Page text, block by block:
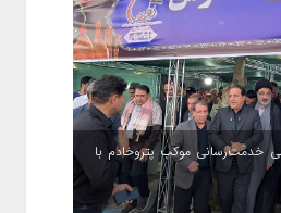
خدمت‌رسانی موکب پتروخادم با